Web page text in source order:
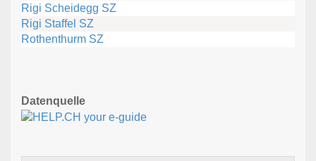
Rigi Scheidegg SZ
Rigi Staffel SZ
Rothenthurm SZ
Datenquelle